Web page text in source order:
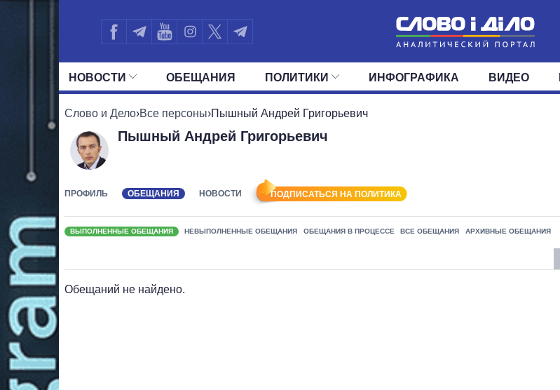
НОВОСТИ
ЛЕНТА СОБЫТИЯ
ОБЕЩАНИЯ ПОЛИТИКИ
ВСЕ ПОЛИТИКИ ПРЕЗИДЕНТ И ОФИС ВЕРХОВНАЯ РАДА
ИНФОГРАФИКА ВИДЕО
Слово и Дело›Все персоны›Пышный Андрей Григорьевич
Пышный Андрей Григорьевич
ПРОФИЛЬ ОБЕЩАНИЯ НОВОСТИ ПОДПИСАТЬСЯ НА ПОЛИТИКА
ВЫПОЛНЕННЫЕ ОБЕЩАНИЯ НЕВЫПОЛНЕННЫЕ ОБЕЩАНИЯ ОБЕЩАНИЯ В ПРОЦЕССЕ ВСЕ ОБЕЩАНИЯ АРХИВНЫЕ ОБЕЩАНИЯ
Обещаний не найдено.